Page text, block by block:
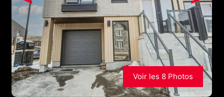
Voir les 8 Photos